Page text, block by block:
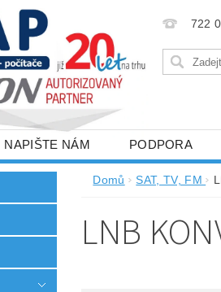
722
NAPIŠTE NÁM PODPORA
VELKOOBCHODDomů SAT, TV, FM
LNB